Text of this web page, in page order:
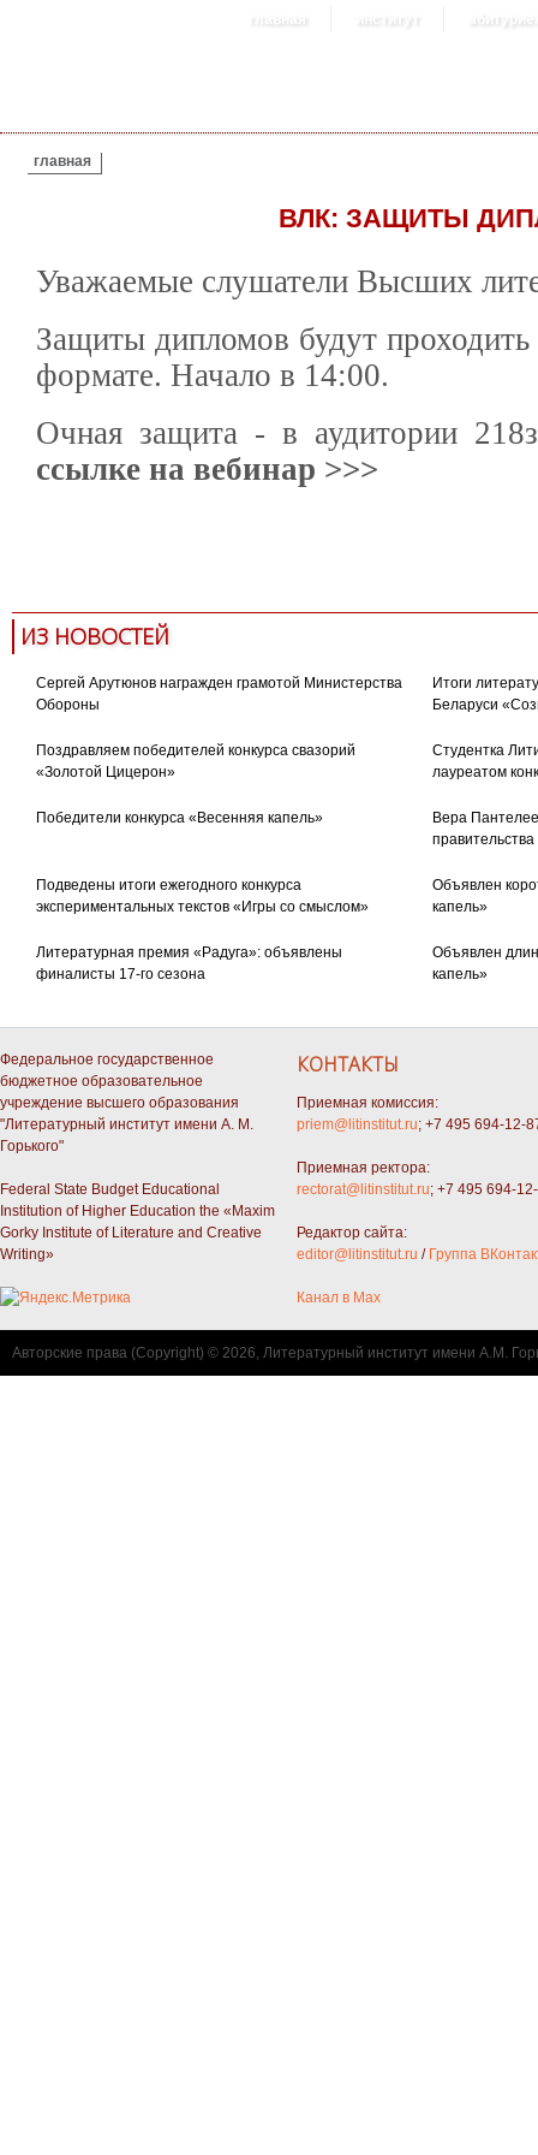
главная институт
ВЫ ЗДЕСЬ
главная
ВЛК: ЗАЩИТЫ
Уважаемые слушатели Высших
Защиты дипломов будут
формате. Начало в 14:00.
Очная защита - в аудитории
ссылке на вебинар >>>
ИЗ НОВОСТЕЙ
Сергей Арутюнов награжден грамотой Министерства
Обороны
Итоги
Беларуси
Поздравляем победителей конкурса свазорий
«Золотой Цицерон»
Студентка
лауреатом
Победители конкурса «Весенняя капель»
Вера
Подведены итоги ежегодного конкурса
экспериментальных текстов «Игры со смыслом»
Объявлен
капель»
Литературная премия «Радуга»: объявлены
финалисты 17-го сезона
Объявлен
капель»
Федеральное государственное
бюджетное образовательное
учреждение высшего образования
"Литературный институт имени А. М.
Горького"
Federal State Budget Educational
Institution of Higher Education the «Maxim
Gorky Institute of Literature and Creative
Writing»
КОНТАКТЫ
Приемная комиссия:
priem@litinstitut.ru; +7 495 694-12-
Приемная ректора:
rectorat@litinstitut.ru; +7 495 694-
Редактор сайта:
editor@litinstitut.ru / Группа
Канал в Max
Авторские права (Copyright) © 2026, Литературный институт имени А.М.